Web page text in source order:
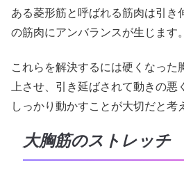
ある菱形筋と呼ばれる筋肉は引き
の筋肉にアンバランスが生じます。
これらを解決するには硬くなった
上させ、引き延ばされて動きの
しっかり動かすことが大切だと考
大胸筋のストレッチ